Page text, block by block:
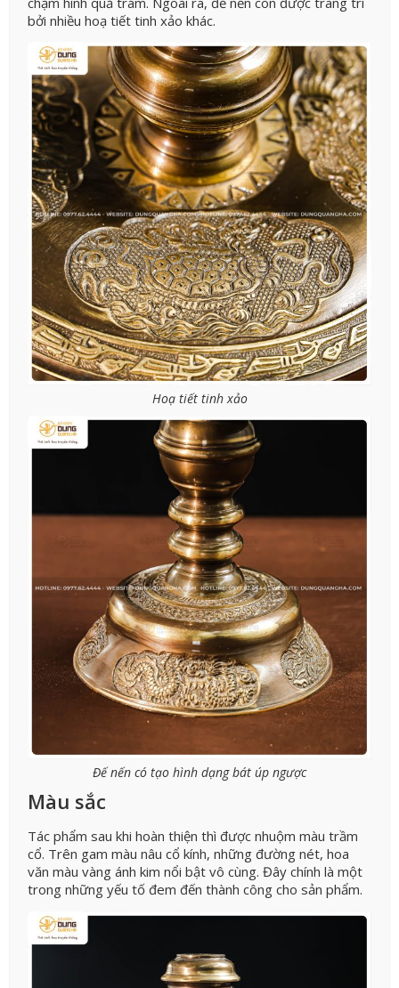
bởi nhiều hoạ tiết tinh xảo khác.
Hoạ tiết tinh xảo
Đế nến có tạo hình dạng bát úp ngược
Màu sắc
Tác phẩm sau khi hoàn thiện thì được nhuộm màu trầm
cổ. Trên gam màu nâu cổ kính, những đường nét, hoa
văn màu vàng ánh kim nổi bật vô cùng. Đây chính là một
trong những yếu tố đem đến thành công cho sản phẩm.